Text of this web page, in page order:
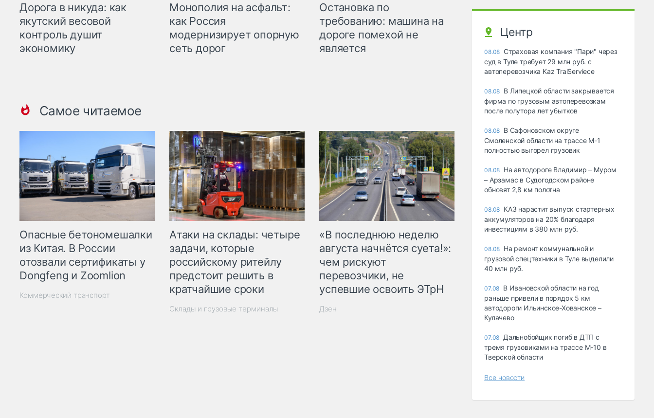
Дорога в никуда: как
якутский весовой
контроль душит
экономику
Монополия на асфальт:
как Россия
модернизирует опорную
сеть дорог
Остановка по
требованию: машина на
дороге помехой не
является
Самое читаемое
Опасные бетономешалки
из Китая. В России
отозвали сертификаты у
Dongfeng и Zoomlion
Коммерческий транспорт
Атаки на склады: четыре
задачи, которые
российскому ритейлу
предстоит решить в
кратчайшие сроки
Склады и грузовые терминалы
«В последнюю неделю
августа начнётся суета!»:
чем рискуют
перевозчики, не
успевшие освоить ЭТрН
Дзен
Центр
08.08 Страховая компания "Пари" через
суд в Туле требует 29 млн руб. с
автоперевозчика Kaz TralServiece
08.08 В Липецкой области закрывается
фирма по грузовым автоперевозкам
после полутора лет убытков
08.08 В Сафоновском округе
Смоленской области на трассе М-1
полностью выгорел грузовик
08.08 На автодороге Владимир – Муром
– Арзамас в Судогодском районе
обновят 2,8 км полотна
08.08 КАЗ нарастит выпуск стартерных
аккумуляторов на 20% благодаря
инвестициям в 380 млн руб.
08.08 На ремонт коммунальной и
грузовой спецтехники в Туле выделили
40 млн руб.
07.08 В Ивановской области на год
раньше привели в порядок 5 км
автодороги Ильинское-Хованское –
Кулачево
07.08 Дальнобойщик погиб в ДТП с
тремя грузовиками на трассе М-10 в
Тверской области
Все новости